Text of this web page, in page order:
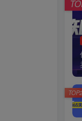
TOP2